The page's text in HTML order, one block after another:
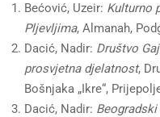
Bećović, Uzeir: Kulturno
Pljevljima, Almanah,
Dacić, Nadir: Društvo
prosvjetna djelatnost,
Bošnjaka „Ikre“,
Dacić, Nadir: Beogradski